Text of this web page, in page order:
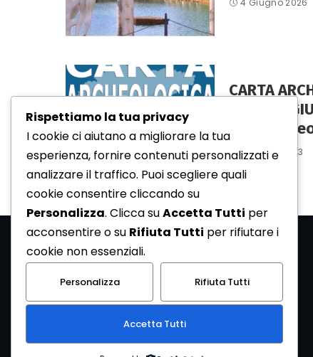
4 Giugno 2026
CARTA
VENEZIA
19 Marzo 2023
ArcheoMedia è una rivista di archeologia
Rispettiamo la tua privacy
I cookie ci aiutano a migliorare la tua
esperienza, fornire contenuti personalizzati e
analizzare il traffico. Puoi scegliere quali
cookie consentire cliccando su
Personalizza. Clicca suAccetta Tutti per
acconsentire o su Rifiuta Tutti per rifiutare i
cookie non essenziali.
Personalizza Rifiuta Tutti
Accetta Tutti